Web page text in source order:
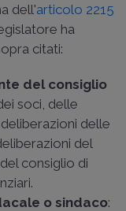
dell'articolo 2215
ha
citati:
del consiglio
soci, delle
delle
del
consiglio di
o sindaco: